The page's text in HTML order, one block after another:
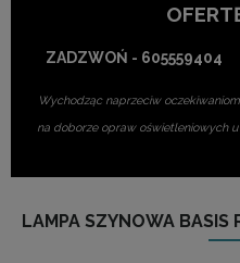
ZADZWOŃ -
Wychodząc naprzeciw
na doborze opraw oświetleniowych
LAMPA SZYNOWA BASIS